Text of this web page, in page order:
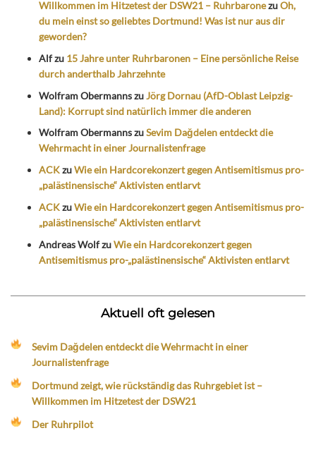
Willkommen im Hitzetest der DSW21 – RuhrbaronezuOh,
du mein einst so geliebtes Dortmund! Was ist nur aus dir
geworden?
Alfzu 15 Jahre unter Ruhrbaronen – Eine persönliche Reise
durch anderthalb Jahrzehnte
Wolfram ObermannszuJörg Dornau (AfD-Oblast Leipzig-
Land): Korrupt sind natürlich immer die anderen
Wolfram ObermannszuSevim Dağdelen entdeckt die
Wehrmacht in einer Journalistenfrage
ACKzuWie ein Hardcorekonzert gegen Antisemitismus pro-
„palästinensische“ Aktivisten entlarvt
ACKzuWie ein Hardcorekonzert gegen Antisemitismus pro-
„palästinensische“ Aktivisten entlarvt
Andreas WolfzuWie ein Hardcorekonzert gegen
Antisemitismus pro-„palästinensische“ Aktivisten entlarvt
Aktuell oft gelesen
Sevim Dağdelen entdeckt die Wehrmacht in einer
Journalistenfrage
Dortmund zeigt, wie rückständig das Ruhrgebiet ist –
Willkommen im Hitzetest der DSW21
Der Ruhrpilot